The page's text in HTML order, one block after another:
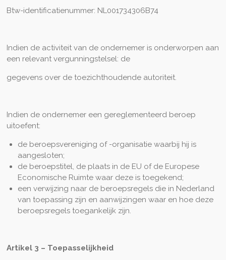
Btw-identificatienummer: NL001734306B74
Indien de activiteit van de ondernemer is onderworpen aan
een relevant vergunningstelsel: de
gegevens over de toezichthoudende autoriteit.
Indien de ondernemer een gereglementeerd beroep
uitoefent:
de beroepsvereniging of -organisatie waarbij hij is
aangesloten;
de beroepstitel, de plaats in de EU of de Europese
Economische Ruimte waar deze is toegekend;
een verwijzing naar de beroepsregels die in Nederland
van toepassing zijn en aanwijzingen waar en hoe deze
beroepsregels toegankelijk zijn.
Artikel 3 – Toepasselijkheid